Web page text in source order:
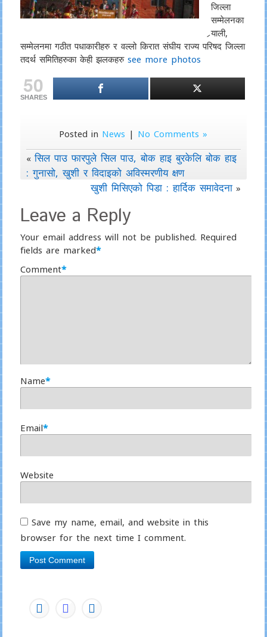
जिल्ला
सम्मेलनका
र्‍याली,
सम्मेलनमा गठीत पधाकारीहरु र वल्लो किरात संघीय राज्य परिषद जिल्ला
तदर्थ समितिहरुका केही झलकहरु see more photos
50
SHARES
Posted in News | No Comments »
«सिल पाउ फारपुले सिल पाउ, बोक हाइ बुरकेलि बोक हाइ
: गुनासो, खुशी र विदाइको अविस्मरणीय क्षण
खुशी मिसिएको पिडा : हार्दिक समावेदना »
Leave a Reply
Your email address will not be published. Required
fields are marked*
Comment*
Name*
Email*
Website
Save my name, email, and website in this
browser for the next time I comment.